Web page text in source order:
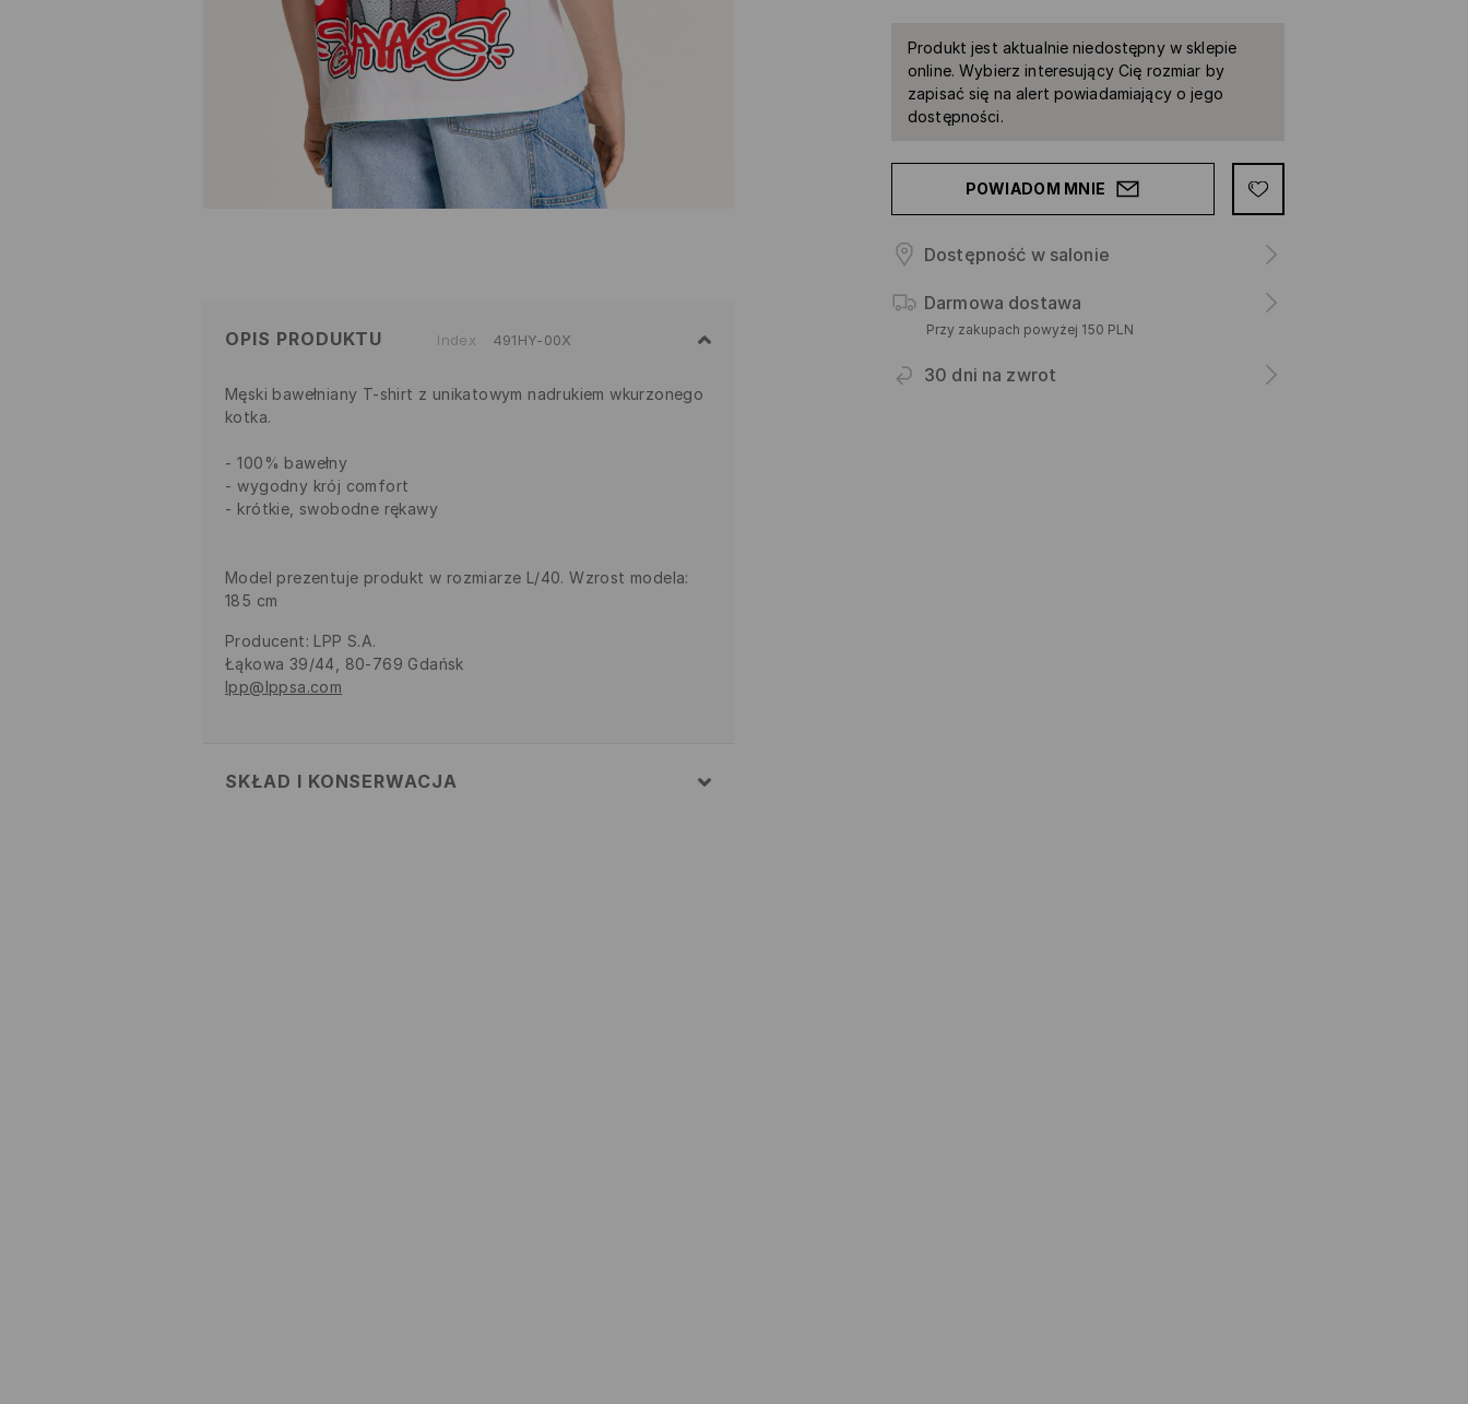
Produkt jest aktualnie niedostępny w sklepie
online. Wybierz interesujący Cię rozmiar by
zapisać się na alert powiadamiający o jego
dostępności.
POWIADOM MNIE
Dostępność w salonie
Darmowa dostawa
Przy zakupach powyżej 150 PLN
30 dni na zwrot
OPIS PRODUKTU Index 491HY-00X
Męski bawełniany T-shirt z unikatowym nadrukiem wkurzonego
kotka.
100% bawełny
wygodny krój comfort
krótkie, swobodne rękawy
Model prezentuje produkt w rozmiarze L/40. Wzrost modela:
185 cm
Producent: LPP S.A.
Łąkowa 39/44, 80-769 Gdańsk
lpp@lppsa.com
SKŁAD I KONSERWACJA